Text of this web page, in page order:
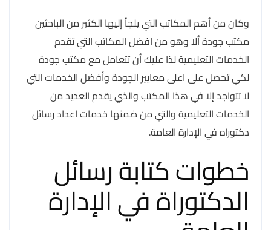
وكان من أهم المكاتب التي يلجأ إليها الكثير من الباحثين
مكتب جودة ألا وهو من افضل المكاتب التي تقدم
الخدمات التعليمية لذا عليك أن تتعامل مع مكتب جودة
لكي تحصل على اعلى معايير الجودة وأفضل الخدمات التي
لا تتواجد إلا في هذا المكتب والذي يقدم العديد من
الخدمات التعليمية والتي من ضمنها خدمات اعداد رسائل
دكتوراه في الإدارة العامة.
خطوات كتابة رسائل
الدكتوراة في الإدارة